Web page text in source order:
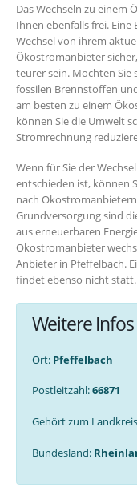
Das Wechseln zu einem
Ihnen ebenfalls frei.
Wechsel von ihrem
Ökostromanbieter
teurer sein. Möchten Sie
fossilen Brennstoffen
am besten zu einem
können Sie die Umwelt
Stromrechnung
Wenn für Sie der
entschieden ist, können
nach
Grundversorgung sind
aus erneuerbaren
Ökostromanbieter
Anbieter in Pfeffelbach.
findet ebenso nicht statt.
Weitere
Ort: Pfeffelbach
Postleitzahl:66871
Gehört zum
Bundesland: